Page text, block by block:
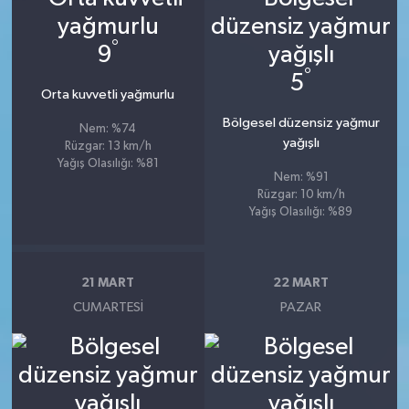
9°
Orta kuvvetli yağmurlu
Nem: %74
Rüzgar: 13 km/h
Yağış Olasılığı: %81
5°
Bölgesel düzensiz yağmur
yağışlı
Nem: %91
Rüzgar: 10 km/h
Yağış Olasılığı: %89
21 MART
CUMARTESI
22 MART
PAZAR